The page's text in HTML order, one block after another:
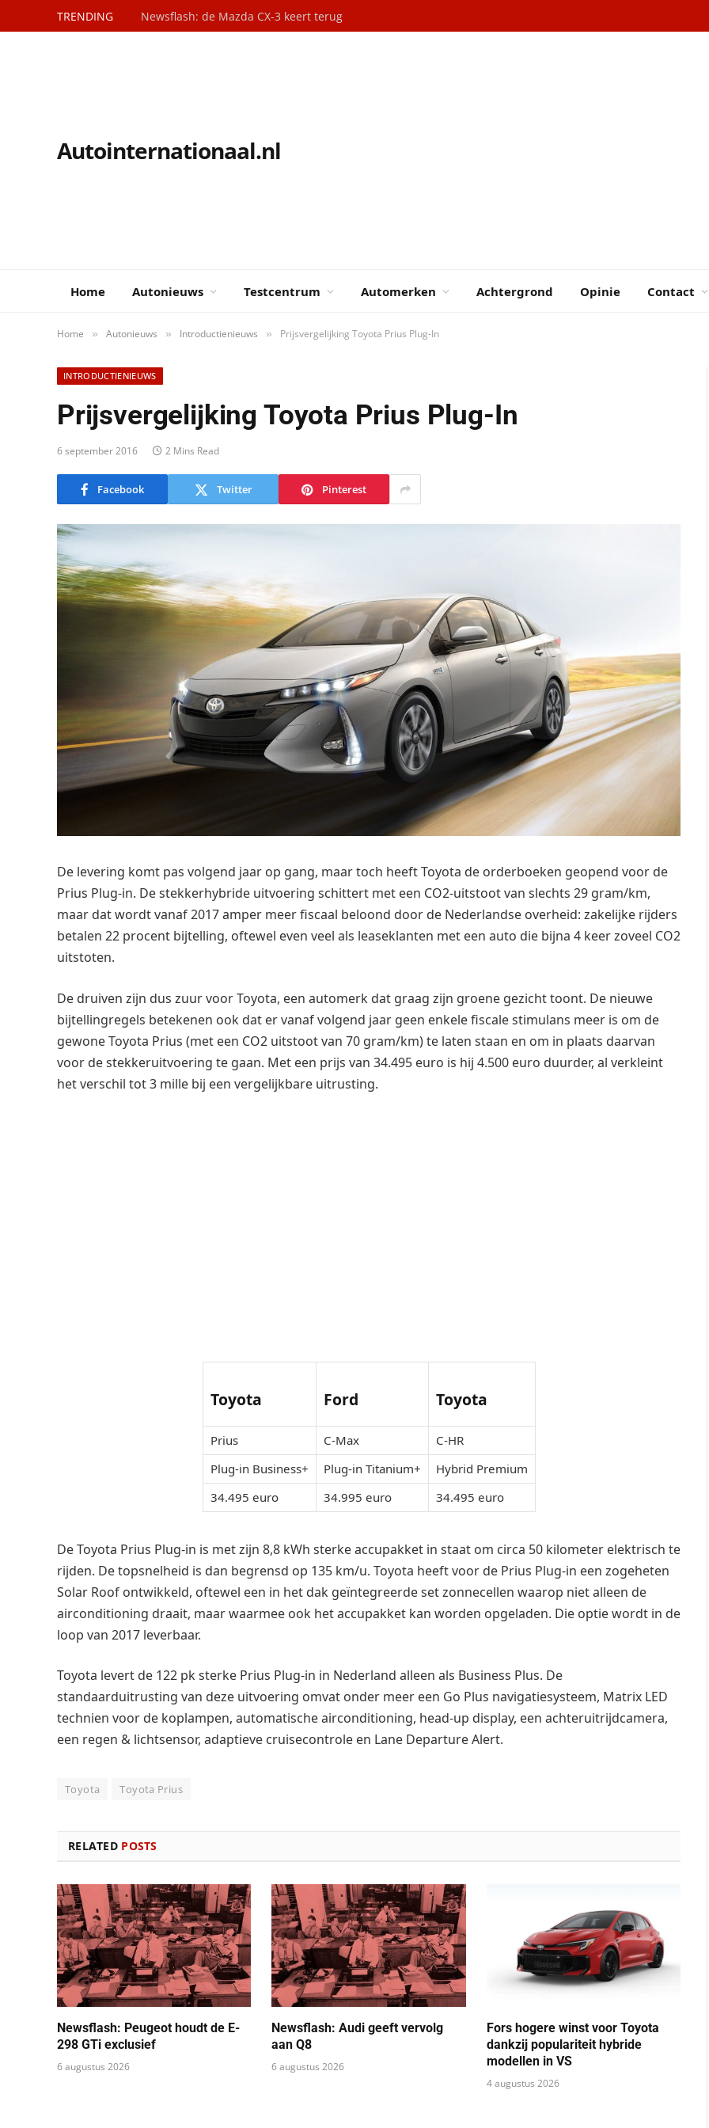
TRENDING Newsflash: de Mazda CX-3 keert terug
Autointernationaal.nl
Home Autonieuws Testcentrum Automerken Achtergrond Opinie Contact
Home » Autonieuws » Introductienieuws » Prijsvergelijking Toyota Prius Plug-In
INTRODUCTIENIEUWS
Prijsvergelijking Toyota Prius Plug-In
6 september 2016 2 Mins Read
Facebook Twitter Pinterest
De levering komt pas volgend jaar op gang, maar toch heeft Toyota de orderboeken geopend voor de
Prius Plug-in. De stekkerhybride uitvoering schittert met een CO2-uitstoot van slechts 29 gram/km,
maar dat wordt vanaf 2017 amper meer fiscaal beloond door de Nederlandse overheid: zakelijke rijders
betalen 22 procent bijtelling, oftewel even veel als leaseklanten met een auto die bijna 4 keer zoveel CO2
uitstoten.
De druiven zijn dus zuur voor Toyota, een automerk dat graag zijn groene gezicht toont. De nieuwe
bijtellingregels betekenen ook dat er vanaf volgend jaar geen enkele fiscale stimulans meer is om de
gewone Toyota Prius (met een CO2 uitstoot van 70 gram/km) te laten staan en om in plaats daarvan
voor de stekkeruitvoering te gaan. Met een prijs van 34.495 euro is hij 4.500 euro duurder, al verkleint
het verschil tot 3 mille bij een vergelijkbare uitrusting.
Toyota Ford Toyota
Prius C-Max
C-HR
Plug-in Business+
Plug-in Titanium+
Hybrid Premium
34.495 euro
34.995 euro 34.495 euro
De Toyota Prius Plug-in is met zijn 8,8 kWh sterke accupakket in staat om circa 50 kilometer elektrisch te
rijden. De topsnelheid is dan begrensd op 135 km/u. Toyota heeft voor de Prius Plug-in een zogeheten
Solar Roof ontwikkeld, oftewel een in het dak geïntegreerde set zonnecellen waarop niet alleen de
airconditioning draait, maar waarmee ook het accupakket kan worden opgeladen. Die optie wordt in de
loop van 2017 leverbaar.
Toyota levert de 122 pk sterke Prius Plug-in in Nederland alleen als Business Plus. De
standaarduitrusting van deze uitvoering omvat onder meer een Go Plus navigatiesysteem, Matrix LED
technien voor de koplampen, automatische airconditioning, head-up display, een achteruitrijdcamera,
een regen & lichtsensor, adaptieve cruisecontrole en Lane Departure Alert.
Toyota Toyota Prius
RELATED POSTS
Newsflash: Peugeot houdt de E-
298 GTi exclusief
6 augustus 2026
Newsflash: Audi geeft vervolg
aan Q8
6 augustus 2026
Fors hogere winst voor Toyota
dankzij populariteit hybride
modellen in VS
4 augustus 2026